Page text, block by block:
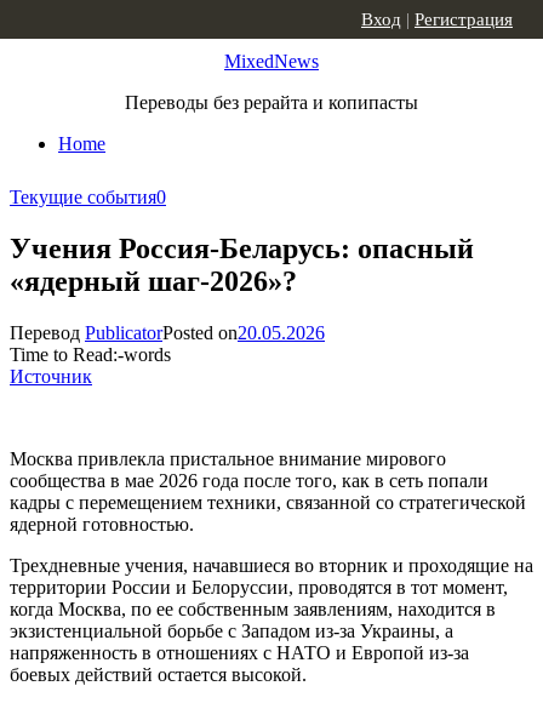
MixedNews
Переводы без рерайта и копипасты
Home
Вход | Регистрация
Текущие события0
Учения Россия-Беларусь: опасный
«ядерный шаг-2026»?
Перевод PublicatorPosted on20.05.2026
Time to Read:-words
Источник
Москва привлекла пристальное внимание мирового
сообщества в мае 2026 года после того, как в сеть попали
кадры с перемещением техники, связанной со стратегической
ядерной готовностью.
Трехдневные учения, начавшиеся во вторник и проходящие на
территории России и Белоруссии, проводятся в тот момент,
когда Москва, по ее собственным заявлениям, находится в
экзистенциальной борьбе с Западом из-за Украины, а
напряженность в отношениях с НАТО и Европой из-за
боевых действий остается высокой.